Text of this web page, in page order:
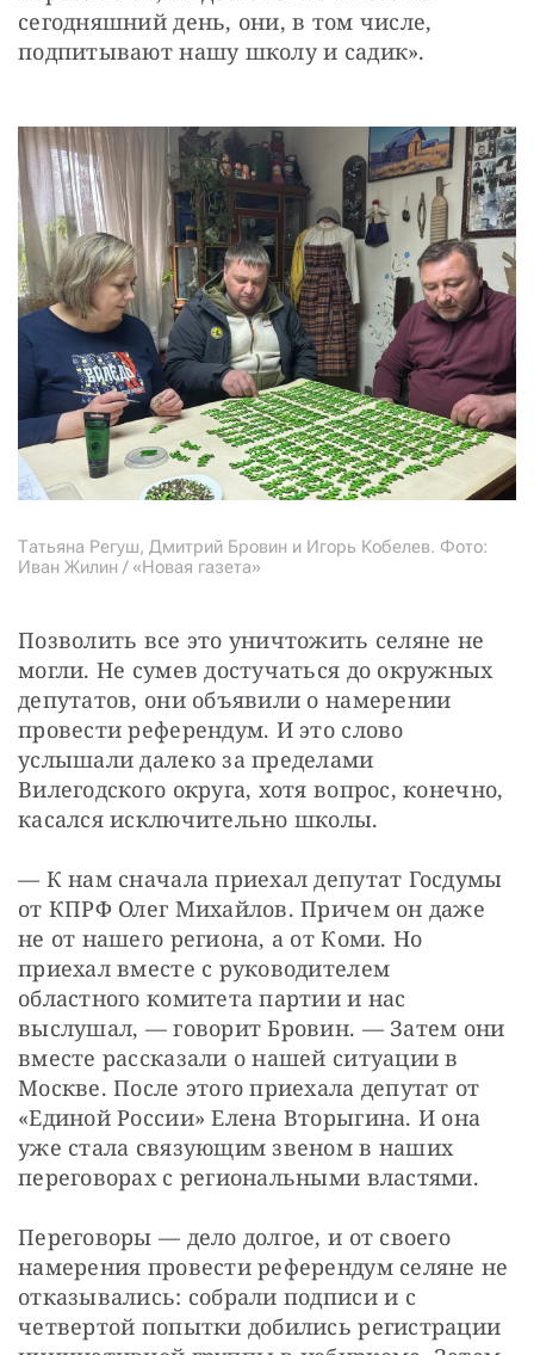
сегодняшний день, они, в том числе,
подпитывают нашу школу и садик».
Татьяна Регуш, Дмитрий Бровин и Игорь Кобелев. Фото:
Иван Жилин / «Новая газета»
Позволить все это уничтожить селяне не
могли. Не сумев достучаться до окружных
депутатов, они объявили о намерении
провести референдум. И это слово
услышали далеко за пределами
Вилегодского округа, хотя вопрос, конечно,
касался исключительно школы.
— К нам сначала приехал депутат Госдумы
от КПРФ Олег Михайлов. Причем он даже
не от нашего региона, а от Коми. Но
приехал вместе с руководителем
областного комитета партии и нас
выслушал, — говорит Бровин. — Затем они
вместе рассказали о нашей ситуации в
Москве. После этого приехала депутат от
«Единой России» Елена Вторыгина. И она
уже стала связующим звеном в наших
переговорах с региональными властями.
Переговоры — дело долгое, и от своего
намерения провести референдум селяне не
отказывались: собрали подписи и с
четвертой попытки добились регистрации